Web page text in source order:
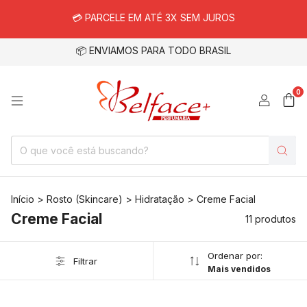
💳 PARCELE EM ATÉ 3X SEM JUROS
📦 ENVIAMOS PARA TODO BRASIL
0
Início > Rosto (Skincare) > Hidratação > Creme Facial
Creme Facial 11 produtos
Filtrar Ordenar por:
Mais vendidos